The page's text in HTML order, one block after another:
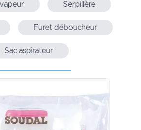
Serpillère
Furet déboucheur
Sac aspirateur